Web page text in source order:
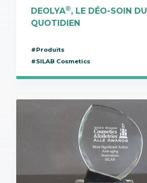
DEOLYA®, LE DÉO-SOIN DU
QUOTIDIEN
#Produits
#SILAB Cosmetics